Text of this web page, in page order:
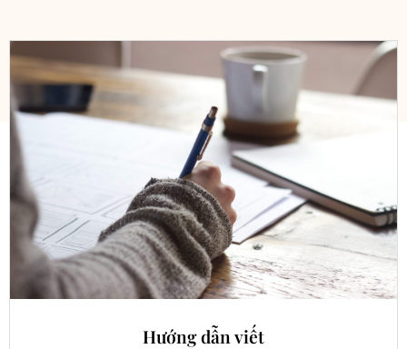
Hướng dẫn viết